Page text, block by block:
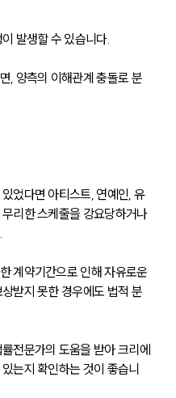
발생할 수 있습니다.
, 양측의 이해관계 충돌로 분
었다면 아티스트, 연예인, 유
리한 스케줄을 강요당하거나
계약기간으로 인해 자유로운
받지 못한 경우에도 법적 분
전문가의 도움을 받아 크리에
는지 확인하는 것이 좋습니